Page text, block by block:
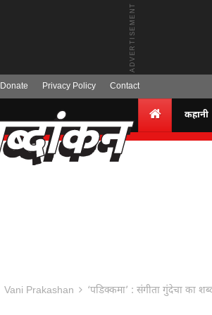
Donate Privacy Policy Contact
कहानी
Vani Prakashan
‘पडिक्कमा’ : संगीता गुंदेचा का